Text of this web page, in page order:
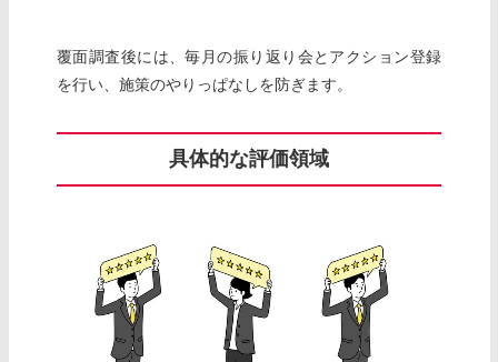
覆面調査後には、毎月の振り返り会とアクション登録
を行い、施策のやりっぱなしを防ぎます。
具体的な評価領域